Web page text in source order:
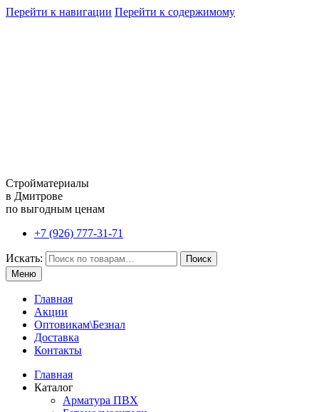
Перейти к навигации Перейти к содержимому
Стройматериалы
в Дмитрове
по выгодным ценам
+7 (926) 777-31-71
Искать:
Поиск
Меню
Главная
Акции
Оптовикам\Безнал
Доставка
Контакты
Главная
Каталог
Арматура ПВХ